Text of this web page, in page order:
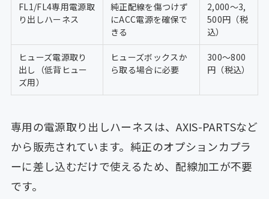
FL1/FL4専用電源取
り出しハーネス
純正配線を傷つけず
にACC電源を確保で
きる
2,000〜3,
500円（税
込）
ヒューズ電源取り
出し（低背ヒュー
ズ用）
ヒューズボックスか
ら取る場合に必要
300〜800
円（税込）
専用の電源取り出しハーネスは、AXIS-PARTSなど
から販売されています。純正のオプションカプラ
ーに差し込むだけで使えるため、配線加工が不要
です。